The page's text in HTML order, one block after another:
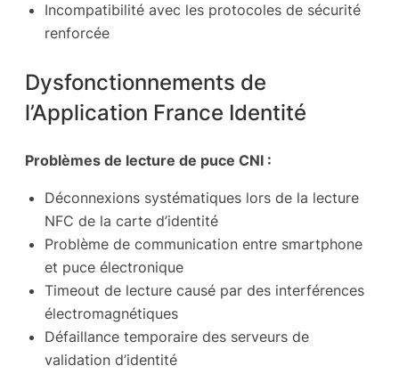
Incompatibilité avec les protocoles de sécurité
renforcée
Dysfonctionnements de
l’Application France Identité
Problèmes de lecture de puce CNI :
Déconnexions systématiques lors de la lecture
NFC de la carte d’identité
Problème de communication entre smartphone
et puce électronique
Timeout de lecture causé par des interférences
électromagnétiques
Défaillance temporaire des serveurs de
validation d’identité